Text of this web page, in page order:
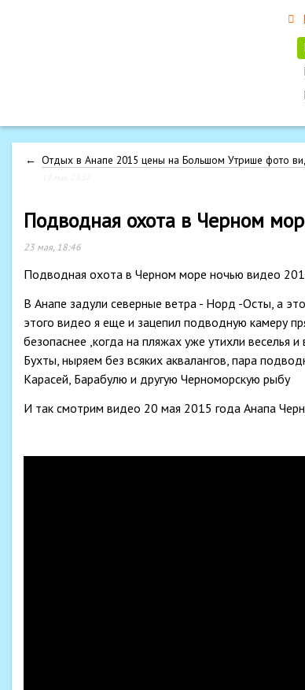
← Отдых в Анапе 2015 цены на Большом Утрише фото
Подводная охота в Черном
23 мая, 18:46
Подводная охота в Черном море ночью видео
В Анапе задули северные ветра - Норд -Осты, а
этого видео я еще и зацепил подводную камеру
безопаснее ,когда на пляжах уже утихли
Бухты, ныряем без всяких аквалангов, пара
Карасей, Барабулю и другую Черноморскую рыбу
И так смотрим видео 20 мая 2015 года Анапа